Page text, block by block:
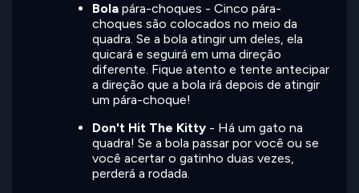
Bola pára-choques - Cinco pára-
choques são colocados no meio da
quadra. Se a bola atingir um deles, ela
quicará e seguirá em uma direção
diferente. Fique atento e tente antecipar
a direção que a bola irá depois de atingir
um pára-choque!
Don't Hit The Kitty - Há um gato na
quadra! Se a bola passar por você ou se
você acertar o gatinho duas vezes,
perderá a rodada.